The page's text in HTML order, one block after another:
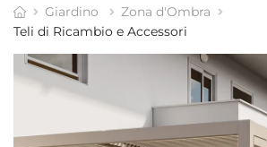
Giardino
Zona d'Ombra
Teli di Ricambio e Accessori